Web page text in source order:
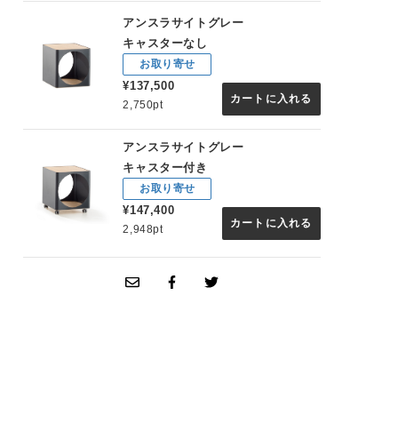
アンスラサイトグレー
キャスターなし
お取り寄せ
¥137,500
2,750pt カートに入れる
アンスラサイトグレー
キャスター付き
お取り寄せ
¥147,400
2,948pt カートに入れる